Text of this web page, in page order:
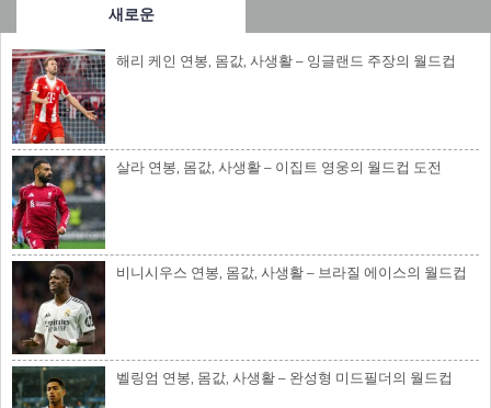
새로운
해리 케인 연봉, 몸값, 사생활 – 잉글랜드 주장의 월드컵
살라 연봉, 몸값, 사생활 – 이집트 영웅의 월드컵 도전
비니시우스 연봉, 몸값, 사생활 – 브라질 에이스의 월드컵
벨링엄 연봉, 몸값, 사생활 – 완성형 미드필더의 월드컵